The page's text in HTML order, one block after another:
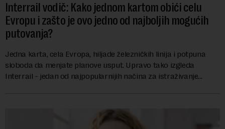
Interrail vodič: Kako jednom kartom obići celu
Evropu i zašto je ovo jedno od najboljih mogućih
putovanja?
Jedna karta, cela Evropa, hiljade železničkih linija i potpuna
sloboda da menjate planove usput. Upravo tako izgleda
Interrail - jedan od najpopularnijih načina za istraživanje